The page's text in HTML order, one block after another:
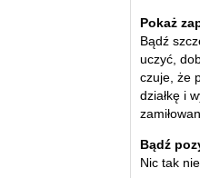
Pokaż
Bądź
uczyć,
czuje, że
działkę i
Bądź
Nic tak